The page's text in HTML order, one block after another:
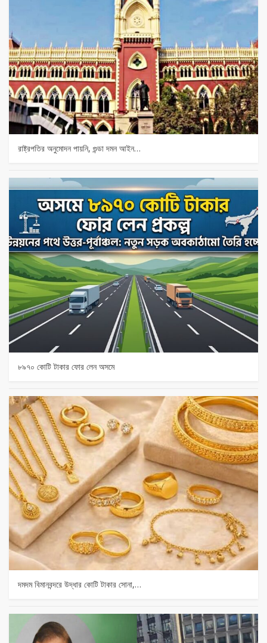
রাষ্ট্রপতির অনুমোদন পায়নি, গুন্ডা দমন আইন…
৮৯৭০ কোটি টাকার ফোর লেন অসমে
দমদম বিমানবন্দরে উদ্ধার কোটি টাকার সোনা,…